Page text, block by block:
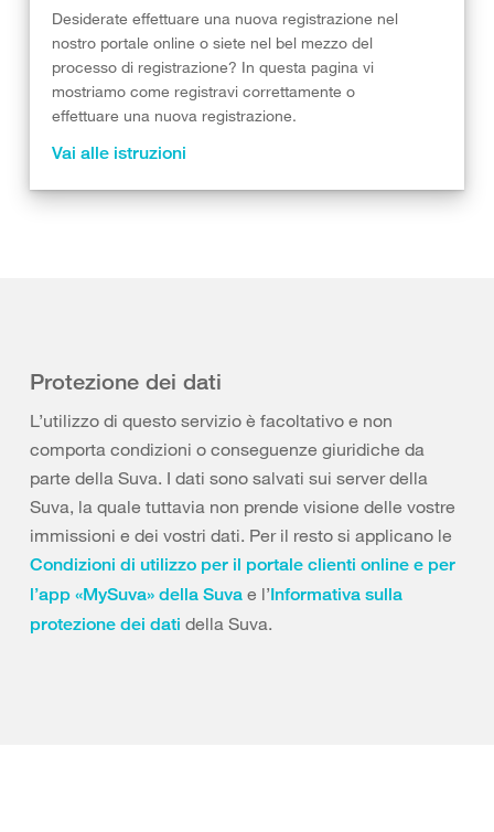
Desiderate effettuare una nuova registrazione nel
nostro portale online o siete nel bel mezzo del
processo di registrazione? In questa pagina vi
mostriamo come registravi correttamente o
effettuare una nuova registrazione.
Vai alle istruzioni
Protezione dei dati
L’utilizzo di questo servizio è facoltativo e non
comporta condizioni o conseguenze giuridiche da
parte della Suva. I dati sono salvati sui server della
Suva, la quale tuttavia non prende visione delle vostre
immissioni e dei vostri dati. Per il resto si applicano le
Condizioni di utilizzo per il portale clienti online e per
l’app «MySuva» della Suva e l’Informativa sulla
protezione dei dati della Suva.